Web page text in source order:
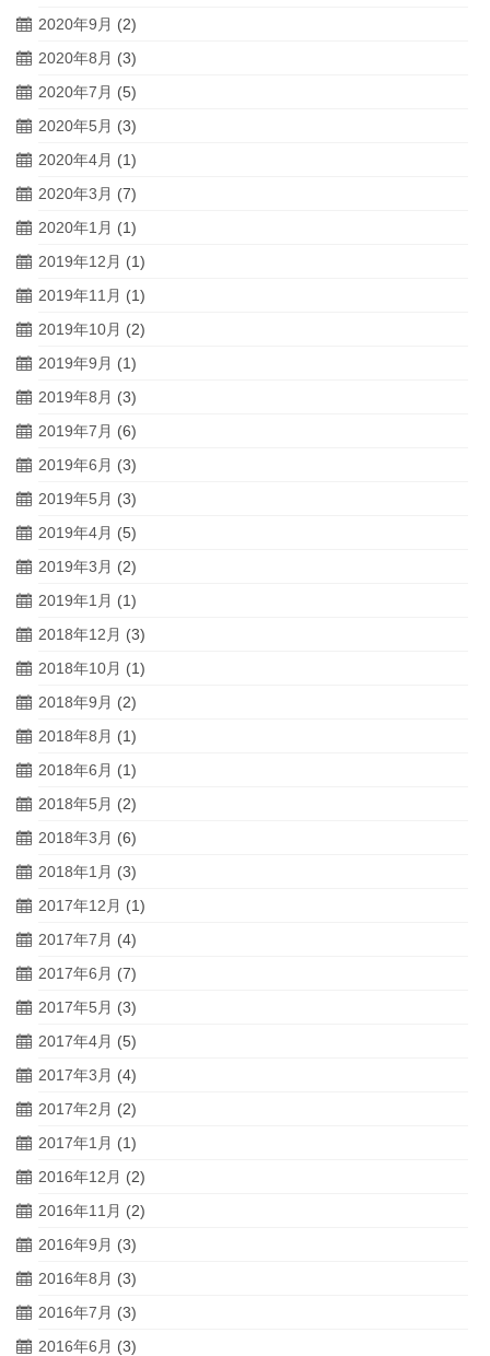
2020年9月 (2)
2020年8月 (3)
2020年7月 (5)
2020年5月 (3)
2020年4月 (1)
2020年3月 (7)
2020年1月 (1)
2019年12月 (1)
2019年11月 (1)
2019年10月 (2)
2019年9月 (1)
2019年8月 (3)
2019年7月 (6)
2019年6月 (3)
2019年5月 (3)
2019年4月 (5)
2019年3月 (2)
2019年1月 (1)
2018年12月 (3)
2018年10月 (1)
2018年9月 (2)
2018年8月 (1)
2018年6月 (1)
2018年5月 (2)
2018年3月 (6)
2018年1月 (3)
2017年12月 (1)
2017年7月 (4)
2017年6月 (7)
2017年5月 (3)
2017年4月 (5)
2017年3月 (4)
2017年2月 (2)
2017年1月 (1)
2016年12月 (2)
2016年11月 (2)
2016年9月 (3)
2016年8月 (3)
2016年7月 (3)
2016年6月 (3)